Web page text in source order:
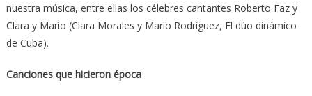
nuestra música, entre ellas los célebres cantantes Roberto Faz y
Clara y Mario (Clara Morales y Mario Rodríguez, El dúo dinámico
de Cuba).
Canciones que hicieron época